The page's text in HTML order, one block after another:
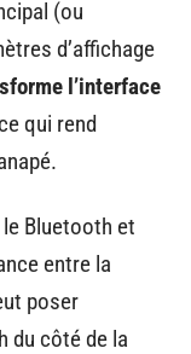
(ou
d’affichage
l’interface
qui rend
Bluetooth et
entre la
poser
du côté de la